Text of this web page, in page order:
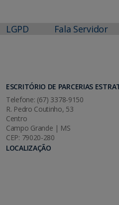
LGPD Fala Servidor
ESCRITÓRIO DE PARCERIAS
Telefone: (67) 3378-9150
R. Pedro Coutinho, 53
Centro
Campo Grande | MS
CEP: 79020-280
LOCALIZAÇÃO